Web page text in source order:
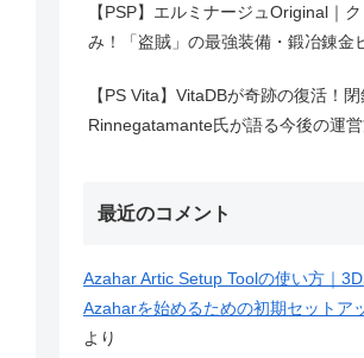
【PSP】エルミナージュOriginal｜
み！「盗賊」の最強装備・鍛冶錬金
【PS Vita】VitaDBが奇跡の復活！
Rinnegatamante氏が語る今後の運
最近のコメント
Azahar Artic Setup Toolの使い方｜
Azaharを始めるための初期セットア
より